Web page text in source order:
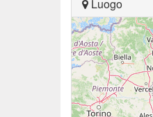
Luogo